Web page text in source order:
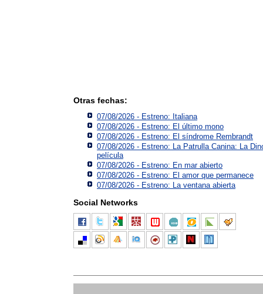
Otras fechas:
07/08/2026 - Estreno: Italiana
07/08/2026 - Estreno: El último mono
07/08/2026 - Estreno: El síndrome Rembrandt
07/08/2026 - Estreno: La Patrulla Canina: La
película
07/08/2026 - Estreno: En mar abierto
07/08/2026 - Estreno: El amor que permanece
07/08/2026 - Estreno: La ventana abierta
Social Networks